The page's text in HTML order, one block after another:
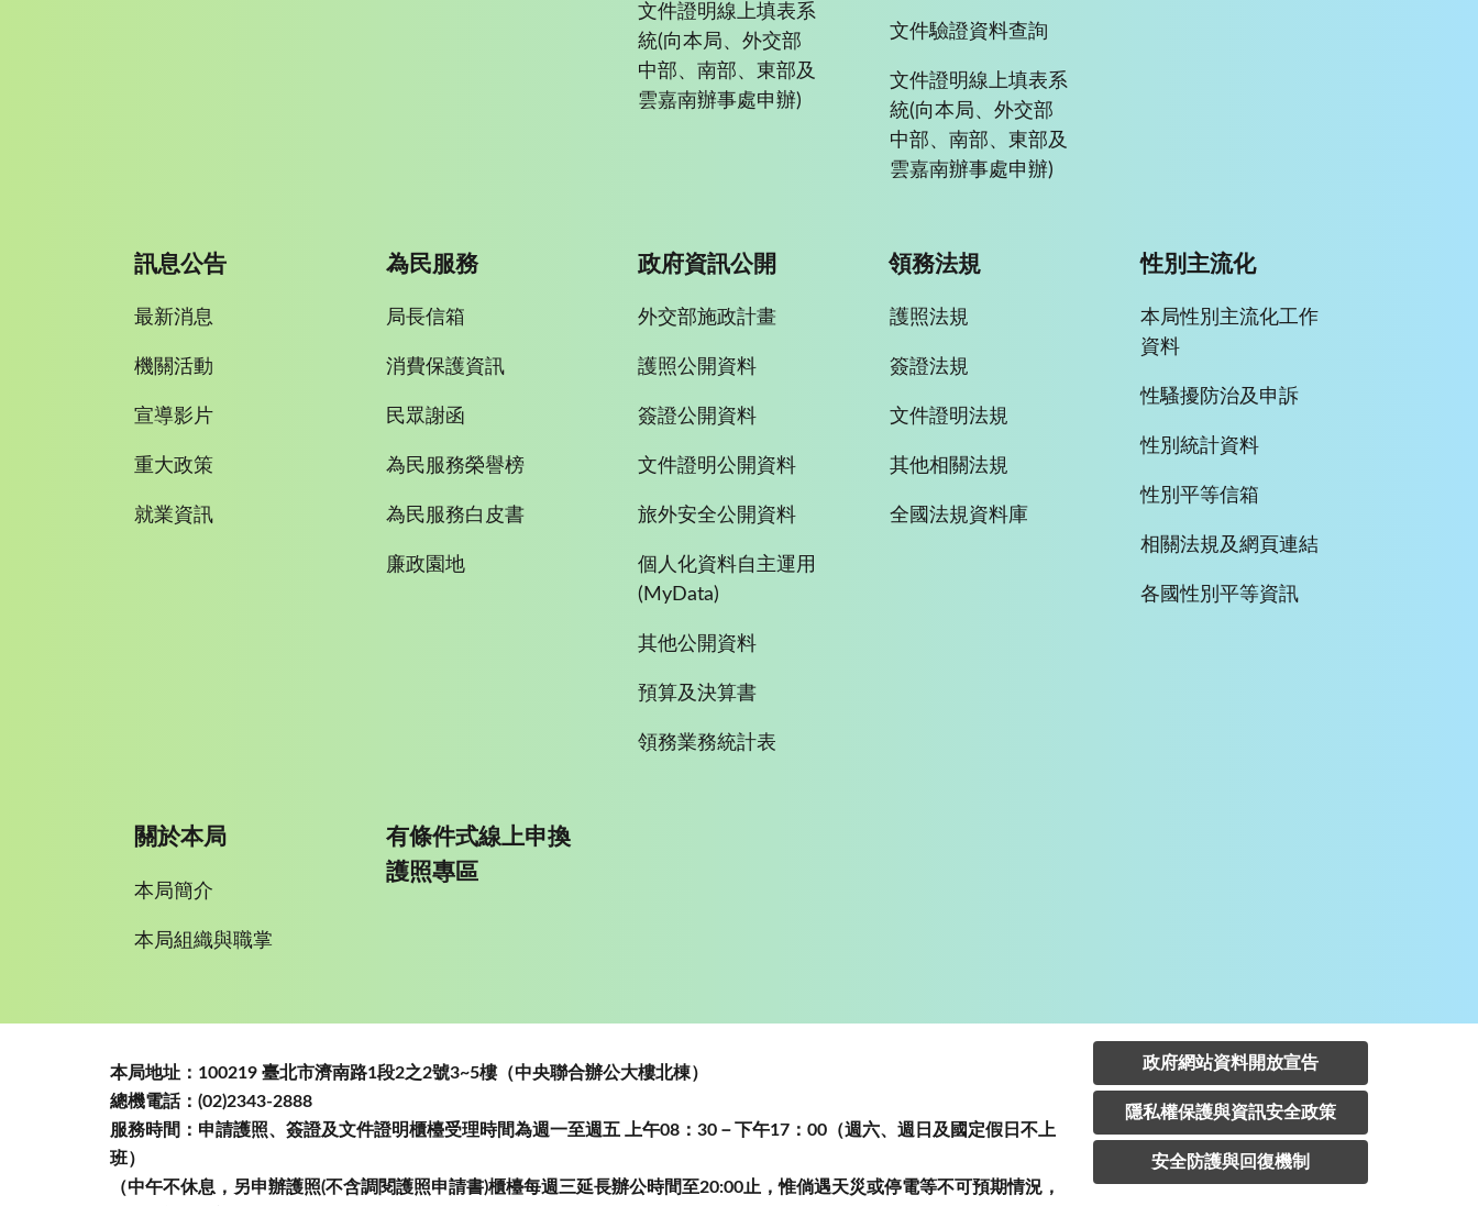
文件證明線上填表系
統(向本局、外交部
中部、南部、東部及
雲嘉南辦事處申辦)
文件驗證資料查詢
文件證明線上填表系
統(向本局、外交部
中部、南部、東部及
雲嘉南辦事處申辦)
訊息公告
最新消息
機關活動
宣導影片
重大政策
就業資訊
為民服務
局長信箱
消費保護資訊
民眾謝函
為民服務榮譽榜
為民服務白皮書
廉政園地
政府資訊公開
外交部施政計畫
護照公開資料
簽證公開資料
文件證明公開資料
旅外安全公開資料
個人化資料自主運用
(MyData)
其他公開資料
預算及決算書
領務業務統計表
領務法規
護照法規
簽證法規
文件證明法規
其他相關法規
全國法規資料庫
性別主流化
本局性別主流化工作
資料
性騷擾防治及申訴
性別統計資料
性別平等信箱
相關法規及網頁連結
各國性別平等資訊
關於本局
本局簡介
本局組織與職掌
有條件式線上申換
護照專區
本局地址：100219 臺北市濟南路1段2之2號3~5樓（中央聯合辦公大樓北棟）
總機電話：(02)2343-2888
服務時間：申請護照、簽證及文件證明櫃檯受理時間為週一至週五 上午08：30－下午17：00（週六、週日及國定假日不上
班）
（中午不休息，另申辦護照(不含調閱護照申請書)櫃檯每週三延長辦公時間至20:00止，惟倘遇天災或停電等不可預期情況，
政府網站資料開放宣告
隱私權保護與資訊安全政策
安全防護與回復機制